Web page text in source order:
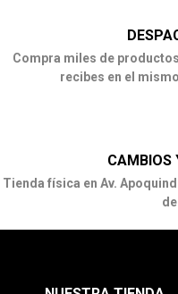
Compra miles de
recibes en el
CAMBIOS
Tienda física en Av.